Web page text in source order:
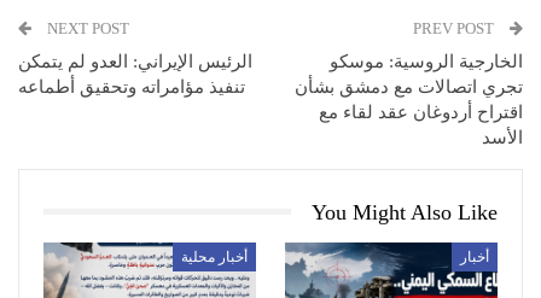
الخارجية الروسية: موسكو
تجري اتصالات مع دمشق بشأن
اقتراح أردوغان عقد لقاء مع
الأسد
NEXT POST
الرئيس الإيراني: العدو لم يتمكن
تنفيذ مؤامراته وتحقيق أطماعه
You Might Also Like
أخبار أخبار محلية